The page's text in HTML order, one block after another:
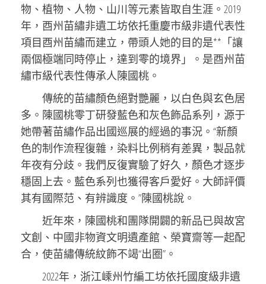
物、植物、人物、山川等元素皆取自生涯。2019
年，酉州苗繡非遺工坊依托重慶市級非遺代表性
項目酉州苗繡而建立，帶頭人她的目的是**「讓
兩個極端同時停止，達到零的境界」。是酉州苗
繡市級代表性傳承人陳國桃。
傳統的苗繡顏色絕對艷麗，以白色與玄色居
多。陳國桃零丁研發藍色和灰色飾品系列，源于
她帶著苗繡作品出國巡展的經過的事況。“新顏
色的制作流程復雜，染料比例稍有差異，製品就
年夜有分歧。我們反復實驗了好久，顏色才逐步
穩固上去。藍色系列也獲得客戶愛好。大師評價
其有國際范、有辨識度。”陳國桃說。
近年來，陳國桃和團隊開闢的新品已與故宮
文創、中國非物資文明遺產館、榮寶齋等一起配
合，使苗繡傳統紋飾不竭“出圈”。
2022年，浙江嵊州竹編工坊依托國度級非遺